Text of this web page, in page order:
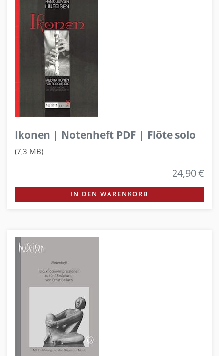
Ikonen | Notenheft PDF | Flöte solo
(7,3 MB)
24,90 €
IN DEN WARENKORB